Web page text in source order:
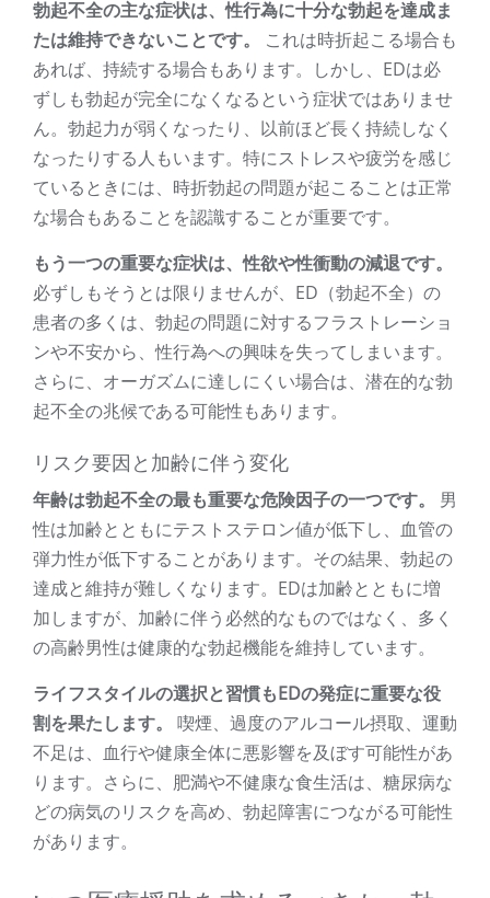
勃起不全の主な症状は、性行為に十分な勃起を達成ま
たは維持できないことです。
これは時折起こる場合も
あれば、持続する場合もあります。しかし、EDは必
ずしも勃起が完全になくなるという症状ではありませ
ん。勃起力が弱くなったり、以前ほど長く持続しなく
なったりする人もいます。特にストレスや疲労を感じ
ているときには、時折勃起の問題が起こることは正常
な場合もあることを認識することが重要です。
もう一つの重要な症状は、性欲や性衝動の減退です。
必ずしもそうとは限りませんが、ED（勃起不全）の
患者の多くは、勃起の問題に対するフラストレーショ
ンや不安から、性行為への興味を失ってしまいます。
さらに、オーガズムに達しにくい場合は、潜在的な勃
起不全の兆候である可能性もあります。
リスク要因と加齢に伴う変化
年齢は勃起不全の最も重要な危険因子の一つです。
男
性は加齢とともにテストステロン値が低下し、血管の
弾力性が低下することがあります。その結果、勃起の
達成と維持が難しくなります。EDは加齢とともに増
加しますが、加齢に伴う必然的なものではなく、多く
の高齢男性は健康的な勃起機能を維持しています。
ライフスタイルの選択と習慣もEDの発症に重要な役
割を果たします。
喫煙、過度のアルコール摂取、運動
不足は、血行や健康全体に悪影響を及ぼす可能性があ
ります。さらに、肥満や不健康な食生活は、糖尿病な
どの病気のリスクを高め、勃起障害につながる可能性
があります。